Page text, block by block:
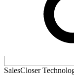
SalesCloser